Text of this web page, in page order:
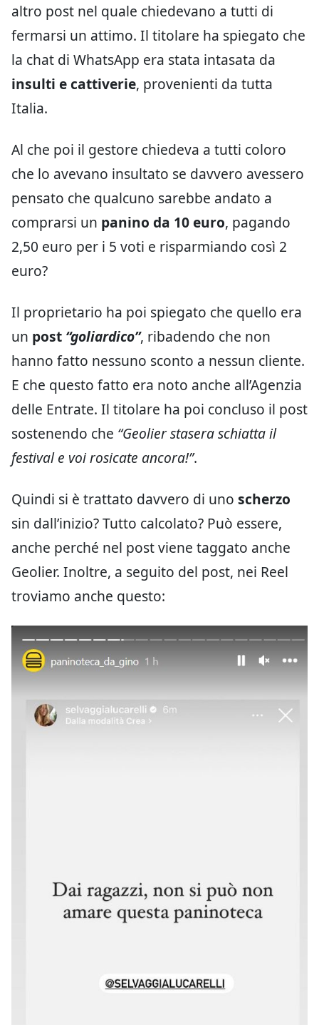
altro post nel quale chiedevano a tutti di
fermarsi un attimo. Il titolare ha spiegato che
la chat di WhatsApp era stata intasata da
insulti e cattiverie, provenienti da tutta
Italia.
Al che poi il gestore chiedeva a tutti coloro
che lo avevano insultato se davvero avessero
pensato che qualcuno sarebbe andato a
comprarsi un panino da 10 euro, pagando
2,50 euro per i 5 voti e risparmiando così 2
euro?
Il proprietario ha poi spiegato che quello era
un post “goliardico”, ribadendo che non
hanno fatto nessuno sconto a nessun cliente.
E che questo fatto era noto anche all’Agenzia
delle Entrate. Il titolare ha poi concluso il post
sostenendo che “Geolier stasera schiatta il
festival e voi rosicate ancora!”.
Quindi si è trattato davvero di uno scherzo
sin dall’inizio? Tutto calcolato? Può essere,
anche perché nel post viene taggato anche
Geolier. Inoltre, a seguito del post, nei Reel
troviamo anche questo: